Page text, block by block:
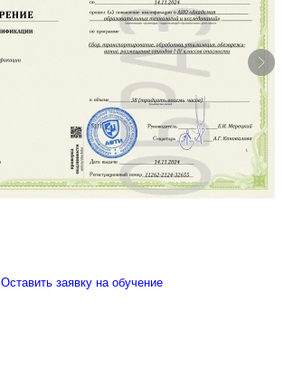
Оставить заявку на обучение